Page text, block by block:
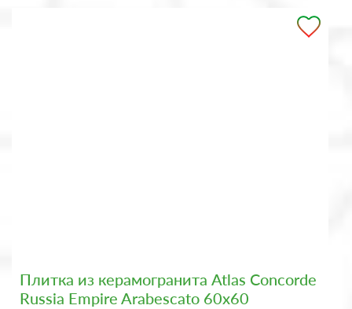
Плитка из керамогранита Atlas Concorde
Russia Empire Arabescato 60x60